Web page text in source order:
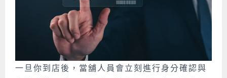
一旦你到店後，當舖人員會立刻進行身分確認與